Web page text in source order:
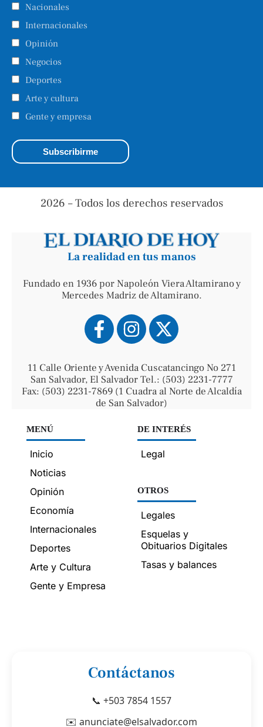
Nacionales
Internacionales
Opinión
Negocios
Deportes
Arte y cultura
Gente y empresa
2026 – Todos los derechos reservados
La realidad en tus manos
Fundado en 1936 por Napoleón Viera Altamirano y
Mercedes Madriz de Altamirano.
11 Calle Oriente y Avenida Cuscatancingo No 271
San Salvador, El Salvador Tel.: (503) 2231-7777
Fax: (503) 2231-7869 (1 Cuadra al Norte de Alcaldía
de San Salvador)
MENÚ
Inicio
Noticias
Opinión
Economía
Internacionales
Deportes
Arte y Cultura
Gente y Empresa
DE INTERÉS
Legal
OTROS
Legales
Esquelas y
Obituarios Digitales
Tasas y balances
Contáctanos
📞 +503 7854 1557
✉️ anunciate@elsalvador.com